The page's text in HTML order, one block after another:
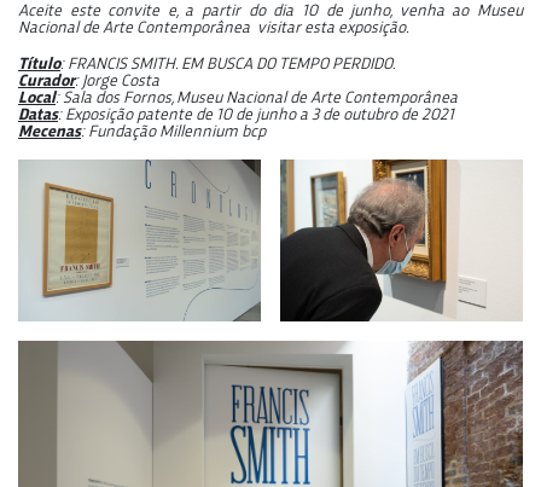
Aceite este convite e, a partir do dia 10 de junho, venha ao Museu
Nacional de Arte Contemporânea visitar esta exposição.
Título: FRANCIS SMITH. EM BUSCA DO TEMPO PERDIDO.
Curador: Jorge Costa
Local: Sala dos Fornos, Museu Nacional de Arte Contemporânea
Datas: Exposição patente de 10 de junho a 3 de outubro de 2021
Mecenas: Fundação Millennium bcp